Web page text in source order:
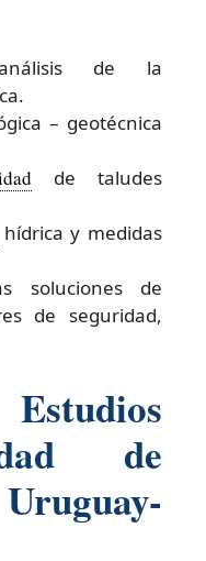
de la
– geotécnica
de taludes
hídrica y medidas
soluciones de
de seguridad,
Estudios
de